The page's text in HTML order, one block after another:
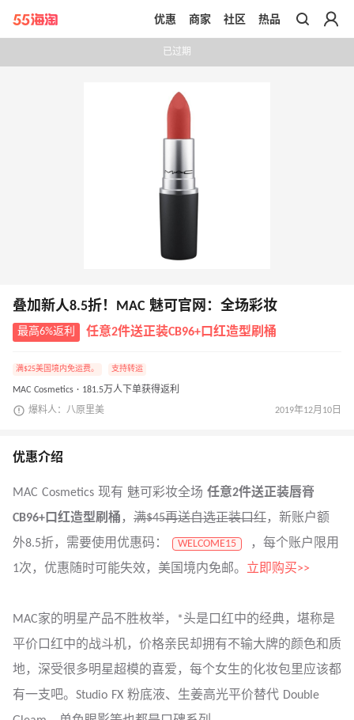
带你去官网买正品
优惠 商家 社区 热品
已过期
叠加新人8.5折！MAC 魅可官网：全场彩妆
最高6%返利 任意2件送正装CB96+口红造型刷桶
满$25美国境内免运费。 支持转运
MAC Cosmetics · 181.5万人下单获得返利
爆料人：八原里美 2019年12月10日
优惠介绍
MAC Cosmetics 现有 魅可彩妆全场 任意2件送正装唇膏
CB96+口红造型刷桶 ， 满$45再送自选正装口红，新账户额
外8.5折，需要使用优惠码：
WELCOME15
，每个账户限用
1次，优惠随时可能失效，美国境内免邮。 立即购买>>
MAC家的明星产品不胜枚举，*头是口红中的经典，堪称是
平价口红中的战斗机，价格亲民却拥有不输大牌的颜色和质
地，深受很多明星超模的喜爱，每个女生的化妆包里应该都
有一支吧。Studio FX 粉底液、生姜高光平价替代 Double